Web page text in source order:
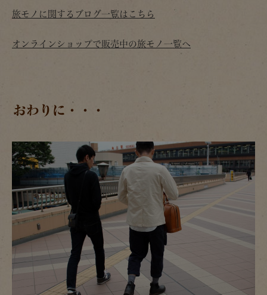
旅モノに関するブログ一覧はこちら
オンラインショップで販売中の旅モノ一覧へ
おわりに・・・